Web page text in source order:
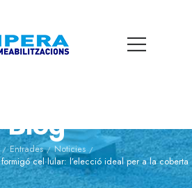
Blog
/ Entrades / Noticies /
cel·lular: l’elecció ideal per a la coberta